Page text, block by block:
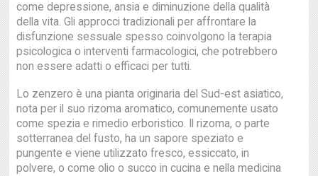
come depressione, ansia e diminuzione della qualità
della vita. Gli approcci tradizionali per affrontare la
disfunzione sessuale spesso coinvolgono la terapia
psicologica o interventi farmacologici, che potrebbero
non essere adatti o efficaci per tutti.
Lo zenzero è una pianta originaria del Sud-est asiatico,
nota per il suo rizoma aromatico, comunemente usato
come spezia e rimedio erboristico. Il rizoma, o parte
sotterranea del fusto, ha un sapore speziato e
pungente e viene utilizzato fresco, essiccato, in
polvere, o come olio o succo in cucina e nella medicina